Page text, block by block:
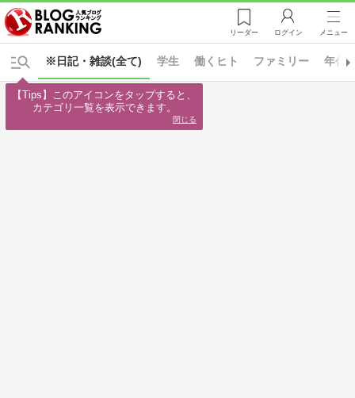
リーダー ログイン メニュー
※日記・雑談(全て) 学生 働くヒト ファミリー 年代
【Tips】このアイコンをタップすると、
カテゴリ一覧を表示できます。
閉じる